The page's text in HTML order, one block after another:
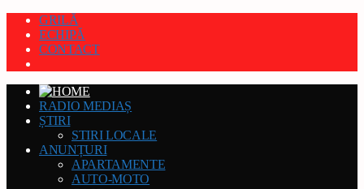
GRILĂ
ECHIPĂ
CONTACT
RADIO MEDIAȘ
ȘTIRI
STIRI LOCALE
ANUNȚURI
APARTAMENTE
AUTO-MOTO